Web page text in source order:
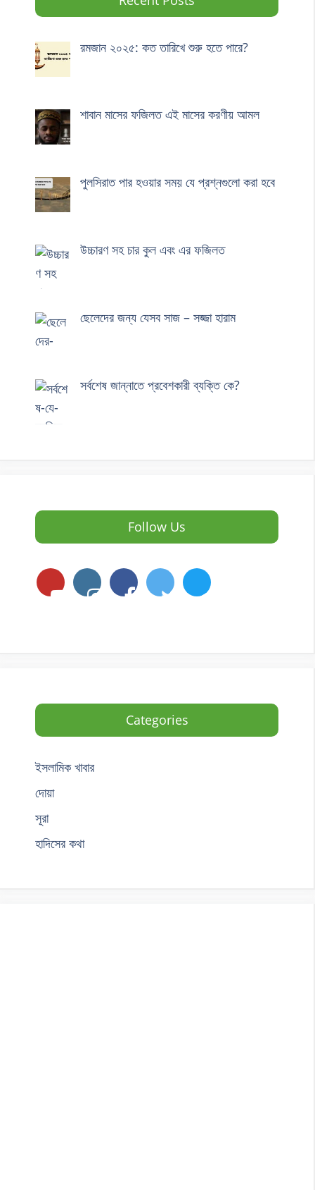
রমজান ২০২৫: কত তারিখে শুরু হতে পারে?
শাবান মাসের ফজিলত এই মাসের করণীয় আমল
পুলসিরাত পার হওয়ার সময় যে প্রশ্নগুলো করা হবে
উচ্চারণ সহ চার কুল এবং এর ফজিলত
ছেলেদের জন্য যেসব সাজ – সজ্জা হারাম
সর্বশেষ জান্নাতে প্রবেশকারী ব্যক্তি কে?
Follow Us
Categories
ইসলামিক খাবার
দোয়া
সূরা
হাদিসের কথা